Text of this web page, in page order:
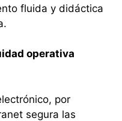
fluida y didáctica
operativa
por
segura las